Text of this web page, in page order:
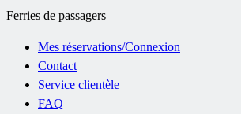
Ferries de passagers
Mes réservations/Connexion
Contact
Service clientèle
FAQ